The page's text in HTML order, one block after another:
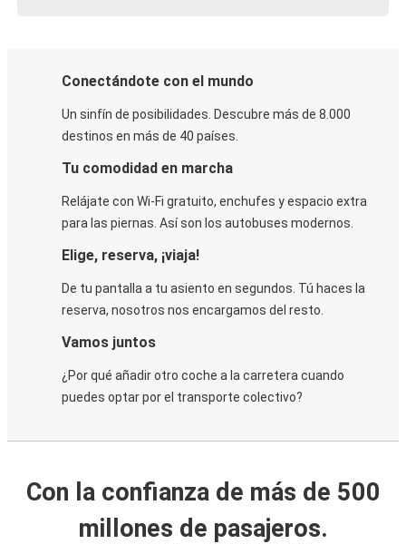
Conectándote con el mundo
Un sinfín de posibilidades. Descubre más de 8.000
destinos en más de 40 países.
Tu comodidad en marcha
Relájate con Wi-Fi gratuito, enchufes y espacio extra
para las piernas. Así son los autobuses modernos.
Elige, reserva, ¡viaja!
De tu pantalla a tu asiento en segundos. Tú haces la
reserva, nosotros nos encargamos del resto.
Vamos juntos
¿Por qué añadir otro coche a la carretera cuando
puedes optar por el transporte colectivo?
Con la confianza de más de 500
millones de pasajeros.